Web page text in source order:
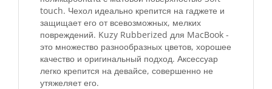
touch. Чехол идеально крепится на гаджете и
защищает его от всевозможных, мелких
повреждений. Kuzy Rubberized для MacBook -
это множество разнообразных цветов, хорошее
качество и оригинальный подход. Аксессуар
легко крепится на девайсе, совершенно не
утяжеляет его.